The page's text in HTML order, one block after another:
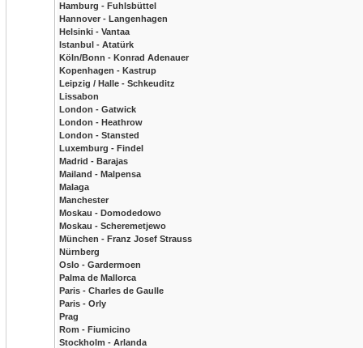
Hamburg - Fuhlsbüttel
Hannover - Langenhagen
Helsinki - Vantaa
Istanbul - Atatürk
Köln/Bonn - Konrad Adenauer
Kopenhagen - Kastrup
Leipzig / Halle - Schkeuditz
Lissabon
London - Gatwick
London - Heathrow
London - Stansted
Luxemburg - Findel
Madrid - Barajas
Mailand - Malpensa
Malaga
Manchester
Moskau - Domodedowo
Moskau - Scheremetjewo
München - Franz Josef Strauss
Nürnberg
Oslo - Gardermoen
Palma de Mallorca
Paris - Charles de Gaulle
Paris - Orly
Prag
Rom - Fiumicino
Stockholm - Arlanda